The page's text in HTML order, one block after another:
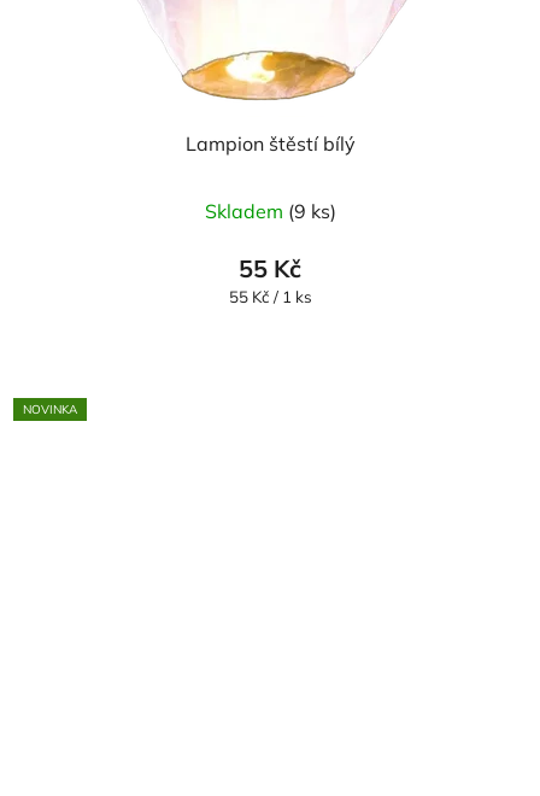
Lampion štěstí bílý
Skladem (9 ks)
55 Kč
Měrná
55 Kč / 1 ks
NOVINKA